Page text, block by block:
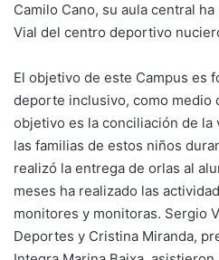
Camilo Cano, su aula central
Vial del centro deportivo
El objetivo de este Campus es
deporte inclusivo, como medio
objetivo es la conciliación de la
las familias de estos niños
realizó la entrega de orlas al
meses ha realizado las
monitores y monitoras. Sergio
Deportes y Cristina Miranda,